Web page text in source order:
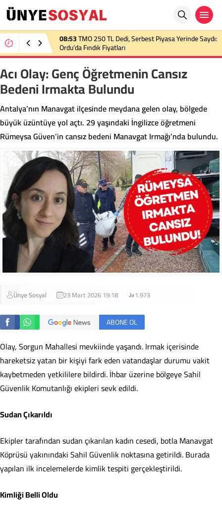
08:53TMO 250 TL Dedi, Serbest Piyasa Yerinde Saydı:
Ordu’da Fındık Fiyatları
Acı Olay: Genç Öğretmenin Cansız
Bedeni Irmakta Bulundu
Antalya’nın Manavgat ilçesinde meydana gelen olay, bölgede
büyük üzüntüye yol açtı. 29 yaşındaki İngilizce öğretmeni
Rümeysa Güven’in cansız bedeni Manavgat Irmağı’nda bulundu.
Ünye Sosyal 23 Mart 2026 19:18 1.973
ABONE OL
Olay, Sorgun Mahallesi mevkiinde yaşandı. Irmak içerisinde
hareketsiz yatan bir kişiyi fark eden vatandaşlar durumu vakit
kaybetmeden yetkililere bildirdi. İhbar üzerine bölgeye Sahil
Güvenlik Komutanlığı ekipleri sevk edildi.
Sudan Çıkarıldı
Ekipler tarafından sudan çıkarılan kadın cesedi, botla Manavgat
Köprüsü yakınındaki Sahil Güvenlik noktasına getirildi. Burada
yapılan ilk incelemelerde kimlik tespiti gerçekleştirildi.
Kimliği Belli Oldu